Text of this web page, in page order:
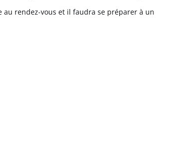
rendez-vous et il faudra se préparer à un